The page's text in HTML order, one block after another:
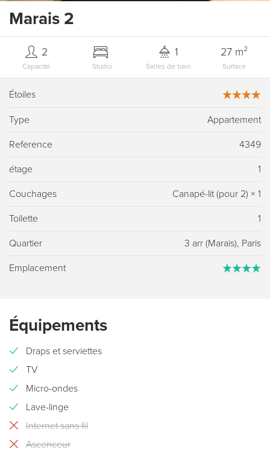
Marais 2
Capacité
2
Studio Salles de bain
1
Surface
27 m²
Étoiles
Type Appartement
Reference 4349
étage 1
Couchages Canapé-lit (pour 2) × 1
Toilette 1
Quartier 3 arr (Marais), Paris
Emplacement
Équipements
Draps et serviettes
TV
Micro-ondes
Lave-linge
Internet sans fil
Ascenceur